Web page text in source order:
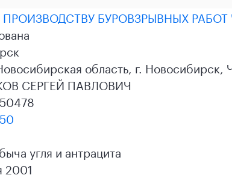
БУРОВЗРЫВНЫХ РАБОТ
область, г. Новосибирск,
СЕРГЕЙ ПАВЛОВИЧ
угля и антрацита
2001